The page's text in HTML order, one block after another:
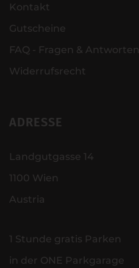
Kontakt
Gutscheine
FAQ - Fragen & Antworten
Widerrufsrecht
ADRESSE
Landgutgasse 14
1100 Wien
Austria
1 Stunde gratis Parken
in der ONE Parkgarage